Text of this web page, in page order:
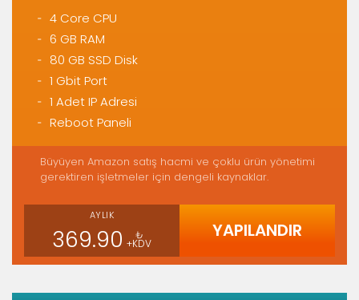
4 Core CPU
6 GB RAM
80 GB SSD Disk
1 Gbit Port
1 Adet IP Adresi
Reboot Paneli
Büyüyen Amazon satış hacmi ve çoklu ürün yönetimi
gerektiren işletmeler için dengeli kaynaklar.
AYLIK
369.90 ₺
+KDV
YAPILANDIR